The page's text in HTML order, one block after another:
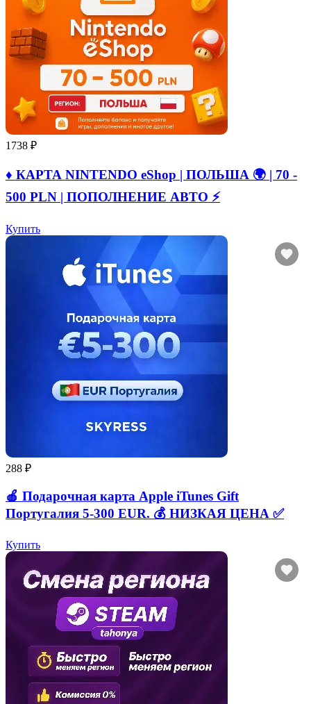
1738 ₽
♦️ КАРТА NINTENDO eShop | ПОЛЬША 🌍 | 70 -
500 PLN | ПОПОЛНЕНИЕ АВТО ⚡
Купить
288 ₽
🍎 Подарочная карта Apple iTunes Gift
Португалия 5-300 EUR. 💰 НИЗКАЯ ЦЕНА ✅
Купить